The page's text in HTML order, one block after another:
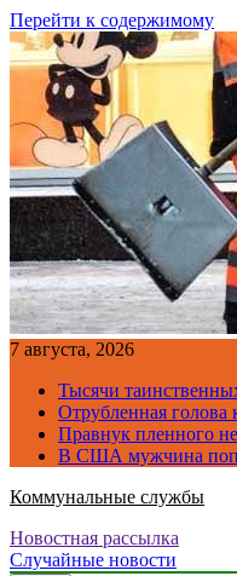
Перейти к содержимому
7 августа, 2026
Тысячи
Отрубленная
Правнук пленного
В США мужчина
Коммунальные службы
Новостная рассылка
Случайные новости